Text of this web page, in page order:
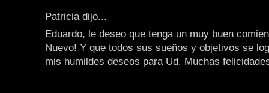
Patricia dijo...
Eduardo, le deseo que tenga un muy buen
Nuevo! Y que todos sus sueños y objetivos se
mis humildes deseos para Ud. Muchas